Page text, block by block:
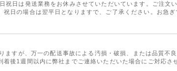
祝日は発送業務をお休みさせていただいています。ご注文
日の場合は翌平日となりますで、ご了承ください。お急ぎ
ますが、万一の配送事故による汚損・破損、または品質不
後1週間以内に弊社までご連絡いただいた場合にご対応さ